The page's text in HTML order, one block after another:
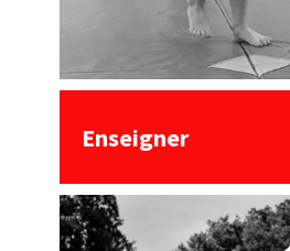
Enseigner